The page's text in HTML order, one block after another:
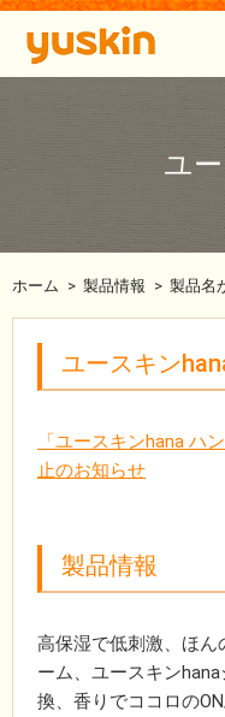
ユ
ホーム > 製品情報 > 製品名
ユースキン
「ユースキンhana ハ
止のお知らせ
製品情報
高保湿で低刺激、ほん
ーム、ユースキン
換、香りでココロの